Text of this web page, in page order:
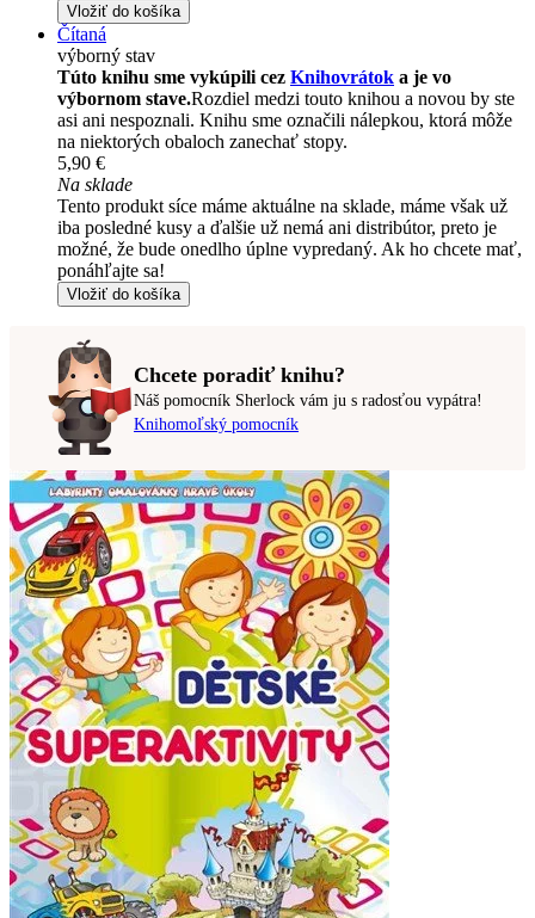
Vložiť do košíka
Čítaná
výborný stav
Túto knihu sme vykúpili cez Knihovrátok a je vo
výbornom stave.Rozdiel medzi touto knihou a novou by ste
asi ani nespoznali. Knihu sme označili nálepkou, ktorá môže
na niektorých obaloch zanechať stopy.
5,90 €
Na sklade
Tento produkt síce máme aktuálne na sklade, máme však už
iba posledné kusy a ďalšie už nemá ani distribútor, preto je
možné, že bude onedlho úplne vypredaný. Ak ho chcete mať,
ponáhľajte sa!
Vložiť do košíka
Chcete poradiť knihu?
Náš pomocník Sherlock vám ju s radosťou vypátra!
Knihomoľský pomocník